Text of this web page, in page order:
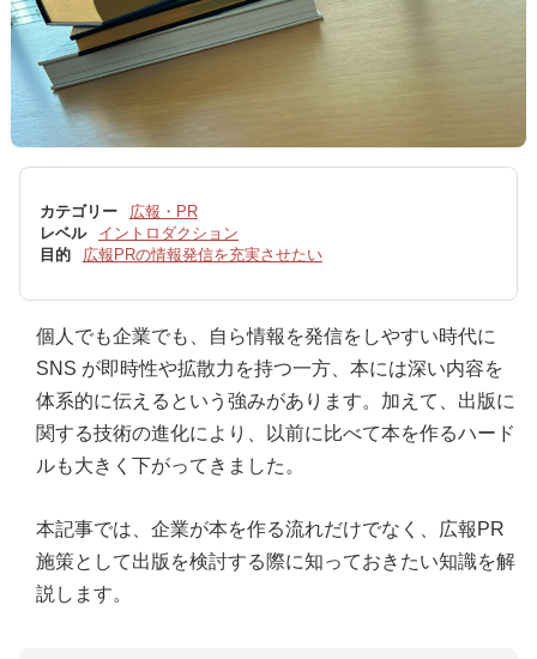
カテゴリー
広報・PR
レベル
イントロダクション
目的
広報PRの情報発信を充実させたい
個人でも企業でも、自ら情報を発信をしやすい時代に
SNS が即時性や拡散力を持つ一方、本には深い内容を
体系的に伝えるという強みがあります。加えて、出版に
関する技術の進化により、以前に比べて本を作るハード
ルも大きく下がってきました。
本記事では、企業が本を作る流れだけでなく、広報PR
施策として出版を検討する際に知っておきたい知識を解
説します。